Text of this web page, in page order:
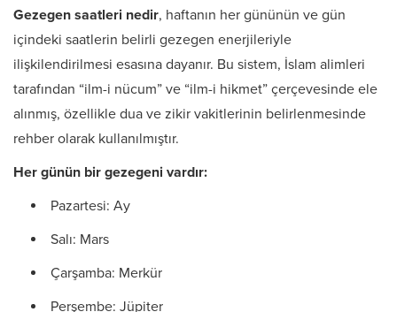
Gezegen saatleri nedir, haftanın her gününün ve gün
içindeki saatlerin belirli gezegen enerjileriyle
ilişkilendirilmesi esasına dayanır. Bu sistem, İslam alimleri
tarafından “ilm-i nücum” ve “ilm-i hikmet” çerçevesinde ele
alınmış, özellikle dua ve zikir vakitlerinin belirlenmesinde
rehber olarak kullanılmıştır.
Her günün bir gezegeni vardır:
Pazartesi: Ay
Salı: Mars
Çarşamba: Merkür
Perşembe: Jüpiter